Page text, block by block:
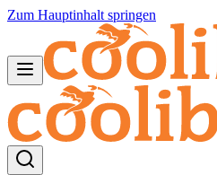
Zum Hauptinhalt springen